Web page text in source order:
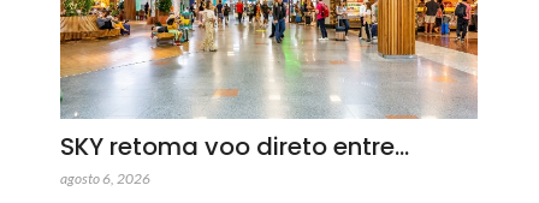
SKY retoma voo direto entre…
agosto 6, 2026